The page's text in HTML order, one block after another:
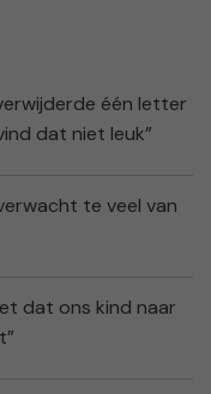
één letter
dat niet leuk”
te veel van
dat ons kind naar